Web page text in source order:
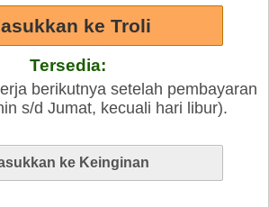
Tersedia:
berikutnya setelah pembayaran
s/d Jumat, kecuali hari libur).